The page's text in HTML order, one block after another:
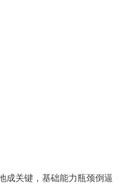
成关键，基础能力瓶颈倒逼